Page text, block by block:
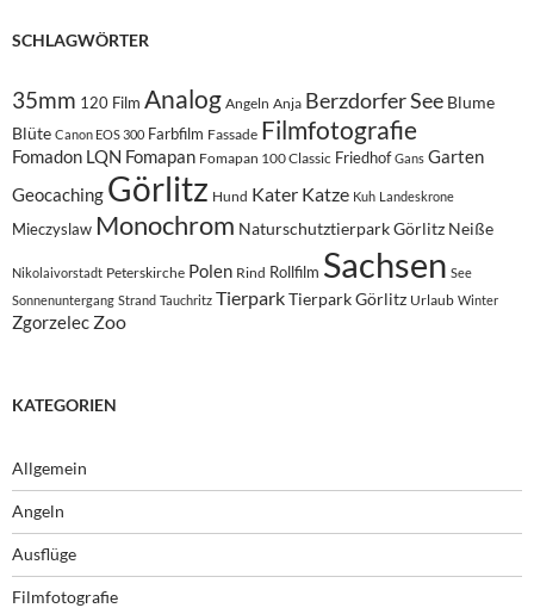
SCHLAGWÖRTER
35mm 120 Film Analog Angeln Anja Berzdorfer See Blume
Blüte Canon EOS 300 Farbfilm Fassade Filmfotografie
Fomadon LQN Fomapan Fomapan 100 Classic Friedhof Gans Garten
Geocaching Görlitz Hund Kater Katze Kuh Landeskrone
Mieczyslaw Monochrom Naturschutztierpark Görlitz Neiße
Nikolaivorstadt Peterskirche Polen Rind Rollfilm Sachsen See
Sonnenuntergang Strand Tauchritz TierparkTierpark Görlitz Urlaub Winter
Zgorzelec Zoo
KATEGORIEN
Allgemein
Angeln
Ausflüge
Filmfotografie